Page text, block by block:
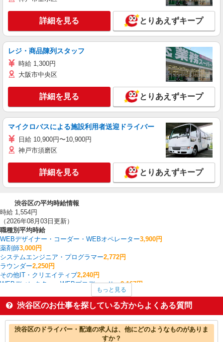
詳細を見る とりあえずキープ
レジ・商品陳列スタッフ
時給 1,300円
大阪市中央区
詳細を見る とりあえずキープ
マイクロバスによる施設利用者送迎ドライバー
日給 10,900円〜10,900円
神戸市須磨区
詳細を見る とりあえずキープ
渋谷区の平均時給情報
時給 1,554円
（2026年08月03日更新）
職種別平均時給
WEBデザイナー・コーダー・WEBオペレーター3,900円
薬剤師3,000円
システムエンジニア・プログラマー2,772円
ラウンダー2,250円
その他IT・クリエイティブ2,240円
WEBディレクター・WEBプロデューサー2,167円
ルートセールス2,100円
英会話・語学関連2,070円
ヘルプデスク・ユーザーサポート2,000円
渋谷区の他の職種の平均時給を見る
もっと見る
渋谷区のお仕事を探している方からよくある質問
渋谷区のドライバー・配達の求人は、他にどのようなものがありま
すか？